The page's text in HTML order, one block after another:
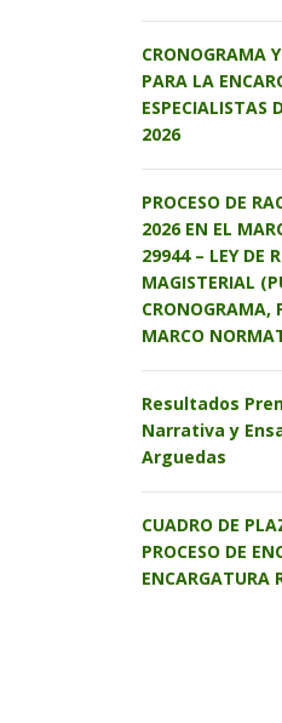
CRONOGRAMA
PARA LA
ESPECIALISTAS
2026
PROCESO DE
2026 EN EL
29944 – LEY DE
MAGISTERIAL
CRONOGRAMA,
MARCO
Resultados
Narrativa y
Arguedas
CUADRO DE
PROCESO DE
ENCARGATURA